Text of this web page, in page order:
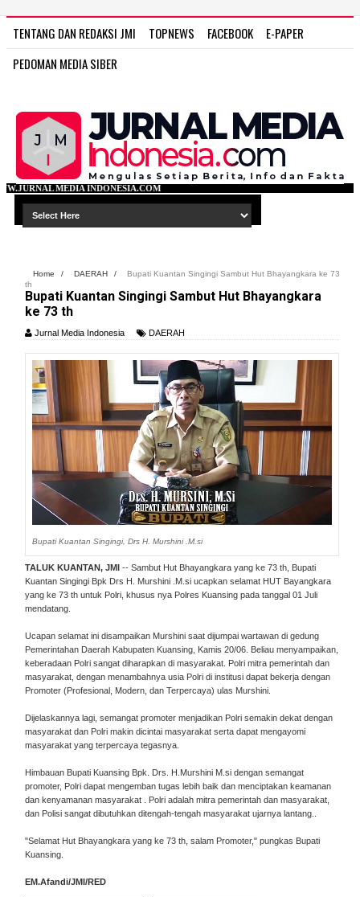
TENTANG DAN REDAKSI JMI TOPNEWS FACEBOOK
E-PAPER
PEDOMAN MEDIA SIBER
Home / DAERAH /
Bupati Kuantan Singingi Sambut Hut Bhayangkara ke 73
th
Bupati Kuantan Singingi Sambut Hut Bhayangkara
ke 73 th
Jurnal Media Indonesia DAERAH
Bupati Kuantan Singingi, Drs H. Murshini .M.si
TALUK KUANTAN, JMI -- Sambut Hut Bhayangkara yang ke 73 th, Bupati
Kuantan Singingi Bpk Drs H. Murshini .M.si ucapkan selamat HUT Bayangkara
yang ke 73 th untuk Polri, khusus nya Polres Kuansing pada tanggal 01 Juli
mendatang.
Ucapan selamat ini disampaikan Murshini saat dijumpai wartawan di gedung
Pemerintahan Daerah Kabupaten Kuansing, Kamis 20/06. Beliau menyampaikan,
keberadaan Polri sangat diharapkan di masyarakat. Polri mitra pemerintah dan
masyarakat, dengan menambahnya usia Polri di institusi dapat bekerja dengan
Promoter (Profesional, Modern, dan Terpercaya) ulas Murshini.
Dijelaskannya lagi, semangat promoter menjadikan Polri semakin dekat dengan
masyarakat dan Polri makin dicintai masyarakat serta dapat mengayomi
masyarakat yang terpercaya tegasnya.
Himbauan Bupati Kuansing Bpk. Drs. H.Murshini M.si dengan semangat
promoter, Polri dapat mengemban tugas lebih baik dan menciptakan keamanan
dan kenyamanan masyarakat . Polri adalah mitra pemerintah dan masyarakat,
dan Polisi sangat dibutuhkan ditengah-tengah masyarakat ujarnya lantang..
"Selamat Hut Bhayangkara yang ke 73 th, salam Promoter," pungkas Bupati
Kuansing.
EM.Afandi/JMI/RED